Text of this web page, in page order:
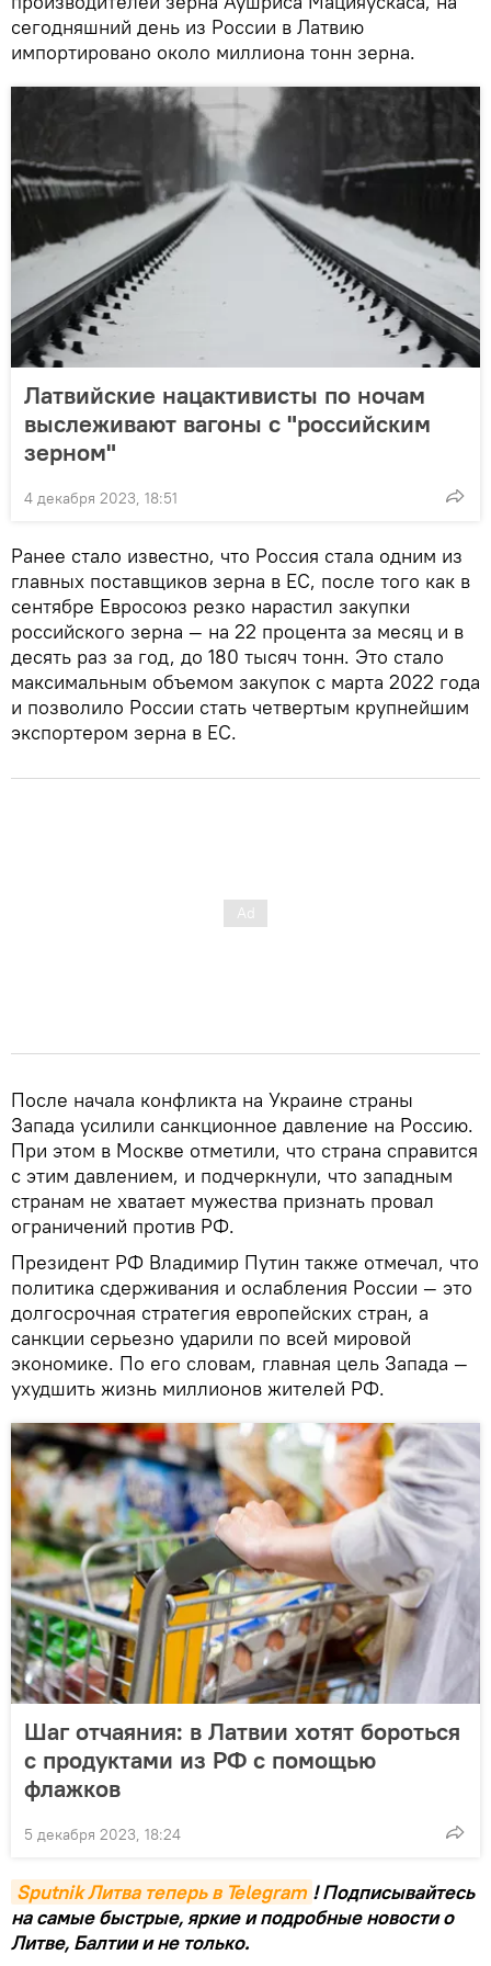
сегодняшний день из России в Латвию
импортировано около миллиона тонн зерна.
Латвийские нацактивисты по ночам
выслеживают вагоны с "российским
зерном"
4 декабря 2023, 18:51
Ранее стало известно, что Россия стала одним из
главных поставщиков зерна в ЕС, после того как в
сентябре Евросоюз резко нарастил закупки
российского зерна — на 22 процента за месяц и в
десять раз за год, до 180 тысяч тонн. Это стало
максимальным объемом закупок с марта 2022 года
и позволило России стать четвертым крупнейшим
экспортером зерна в ЕС.
После начала конфликта на Украине страны
Запада усилили санкционное давление на Россию.
При этом в Москве отметили, что страна справится
с этим давлением, и подчеркнули, что западным
странам не хватает мужества признать провал
ограничений против РФ.
Президент РФ Владимир Путин также отмечал, что
политика сдерживания и ослабления России — это
долгосрочная стратегия европейских стран, а
санкции серьезно ударили по всей мировой
экономике. По его словам, главная цель Запада —
ухудшить жизнь миллионов жителей РФ.
Шаг отчаяния: в Латвии хотят бороться
с продуктами из РФ с помощью
флажков
5 декабря 2023, 18:24
Sputnik Литва теперь в Telegram ! Подписывайтесь
на самые быстрые, яркие и подробные новости о
Литве, Балтии и не только.